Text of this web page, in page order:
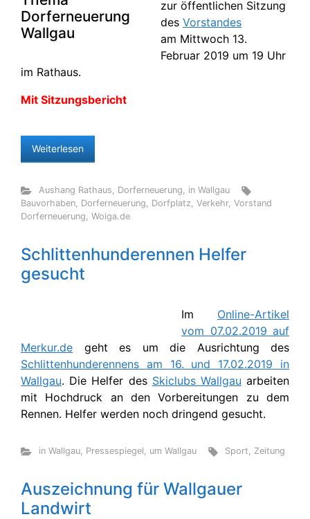
zur öffentlichen Sitzung
des Vorstandes
am Mittwoch 13.
Februar 2019 um 19 Uhr
im Rathaus.
Mit Sitzungsbericht
Weiterlesen
Aushang Rathaus, Dorferneuerung, in Wallgau
Bauvorhaben, Dorferneuerung, Dorfplatz, Verkehr, Vorstand
Dorferneuerung, Woiga.de
Schlittenhunderennen Helfer
gesucht
Im Online-Artikel
vom 07.02.2019 auf
Merkur.de geht es um die Ausrichtung des
Schlittenhunderennens am 16. und 17.02.2019 in
Wallgau. Die Helfer des Skiclubs Wallgau arbeiten
mit Hochdruck an den Vorbereitungen zu dem
Rennen. Helfer werden noch dringend gesucht.
in Wallgau, Pressespiegel, um Wallgau Sport, Zeitung
Auszeichnung für Wallgauer
Landwirt